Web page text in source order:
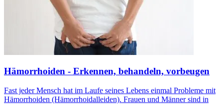
Hämorrhoiden - Erkennen, behandeln, vorbeugen
Fast jeder Mensch hat im Laufe seines Lebens einmal Probleme mit
Hämorrhoiden (Hämorrhoidalleiden). Frauen und Männer sind in